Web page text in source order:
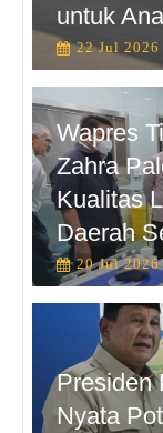
untuk
22 Jul 2026
Wapres
Zahra
Kualitas
Daerah
20 Jul 2026
Presiden
Nyata